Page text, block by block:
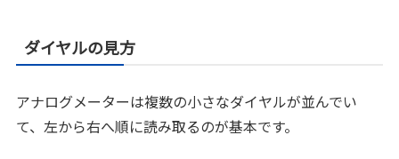
ダイヤルの見方
アナログメーターは複数の小さなダイヤルが並んでい
て、左から右へ順に読み取るのが基本です。